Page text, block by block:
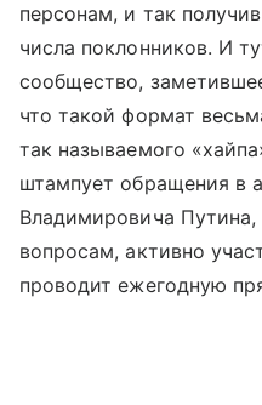
персонам, и так
числа поклонников. И
сообщество,
что такой формат
так называемого
штампует обращения в
Владимировича
вопросам, активно
проводит ежегодную